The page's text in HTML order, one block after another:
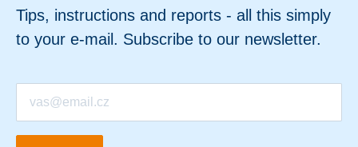
Tips, instructions and reports - all this simply
to your e-mail. Subscribe to our newsletter.